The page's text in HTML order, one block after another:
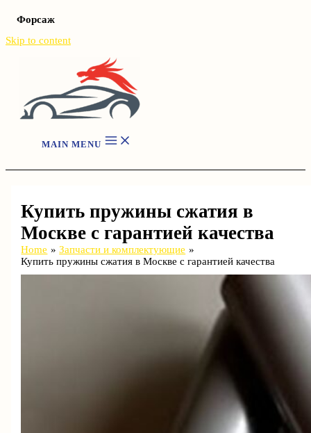
Форсаж
Skip to content
MAIN MENU
Купить пружины сжатия в
Москве с гарантией качества
Home
Запчасти и комплектующие
Купить пружины сжатия в Москве с гарантией качества